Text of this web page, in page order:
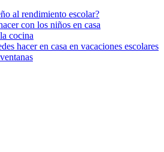
al rendimiento escolar?
con los niños en casa
cocina
hacer en casa en vacaciones escolares